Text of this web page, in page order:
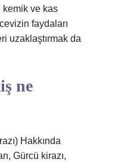
ve kas
faydaları
uzaklaştırmak da
ne
Hakkında
Gürcü kirazı,